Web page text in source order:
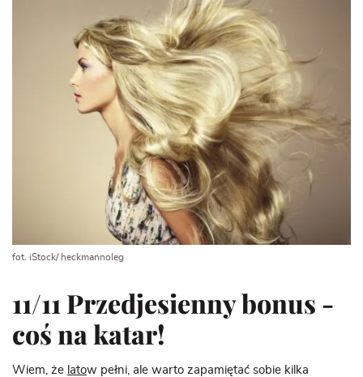
fot. iStock/ heckmannoleg
11/11 Przedjesienny bonus -
coś na katar!
Wiem, że latow pełni, ale warto zapamiętać sobie kilka